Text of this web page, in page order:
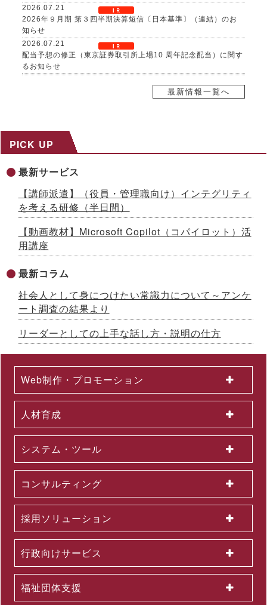
2026.07.21
2026年９月期 第３四半期決算短信〔日本基準〕（連結）のお
知らせ
2026.07.21
配当予想の修正（東京証券取引所上場10 周年記念配当）に関す
るお知らせ
自己株式取得に係る事項の決定及び自己株式の消却に関するお
ペーンを開催 ～３日間29,800円の特別価格で公開講座を提供
イボート）」提供開始 ～先着100社限定キャンペーン実施中
2026.07.13
AI時代をリードする「ネオゼネラリスト」養成研修を開発 ～構
座開始
2026.07.10
「インソースグループ統合報告書2025」発行のお知らせ ～AI
時代の成長戦略を様々な観点で解説
成果が出るまで伴走する、Forward Deployed型コンサルタン
ト養成研修を開発 ～26年７月から公開講座で提供
2026.07.03
国土交通省採択の二地域居住事業に参画、新たな人流創出へ～
「白川町二地域居住促進コンソーシアム」協定締結のお知らせ
2026.07.01
2026年６月度KPI（業績指標）進捗状況
2026.06.12
待値の理解」を軸に、７月から新たに３研修を公開講座で開催
2026.06.08
催 ～問題意識調査結果から、日本企業における課題を読み解く
2026.06.03
＜第３弾＞「AI活用を１億人に」交通広告を６月より大幅拡大
～東名阪エリアの主要路線にて、教育による業務へのAI活用支
援を力強く訴求
2026.06.01
組織変更及び人事異動に関するお知らせ
2026.06.01
2026年５月度KPI（業績指標）進捗状況
公開講座セットプラン「上司部下ペアプラン」を26年５月より
提供開始 ～同一テーマの同時受講で、実践につながる共通言語
最新情報一覧へ
PICK UP
最新サービス
【講師派遣】（役員・管理職向け）インテグリティ
を考える研修（半日間）
【動画教材】Microsoft Copilot（コパイロット）活
用講座
最新コラム
社会人として身につけたい常識力について～アンケ
ート調査の結果より
リーダーとしての上手な話し方・説明の仕方
Web制作・プロモーション
人材育成
システム・ツール
コンサルティング
採用ソリューション
行政向けサービス
福祉団体支援